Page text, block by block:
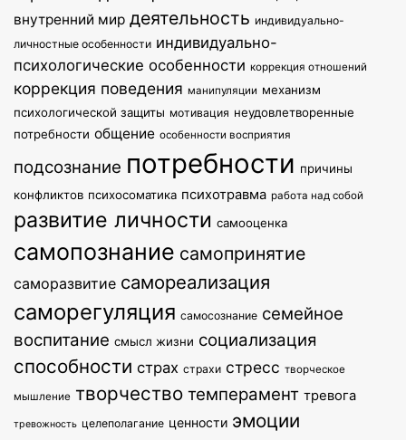
внутренний мир деятельность индивидуально-
личностные особенности индивидуально-
психологические особенности коррекция отношений
коррекция поведения манипуляции механизм
психологической защиты мотивация неудовлетворенные
потребности общение особенности восприятия
подсознание потребности причины
конфликтов психосоматика психотравма работа над собой
развитие личности самооценка
самопознание самопринятие
саморазвитие самореализация
саморегуляция самосознание семейное
воспитание смысл жизни социализация
способности страх страхи стресс творческое
мышление творчество темперамент тревога
тревожность целеполагание ценности эмоции